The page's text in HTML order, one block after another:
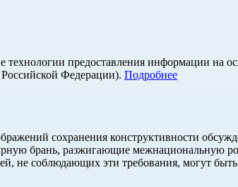
предоставления информации на
Федерации). Подробнее
сохранения конструктивности
брань, разжигающие межнациональную
не соблюдающих эти требования, могут